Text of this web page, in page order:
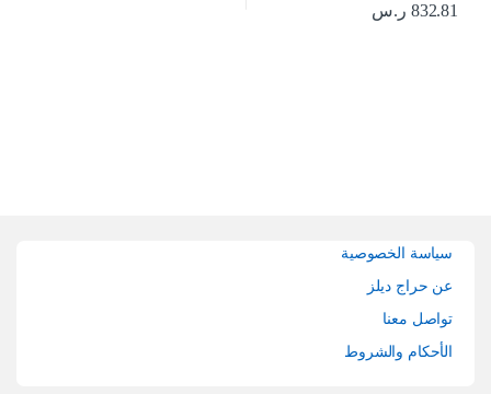
832.81 ر.س
سياسة الخصوصية
عن حراج ديلز
تواصل معنا
الأحكام والشروط